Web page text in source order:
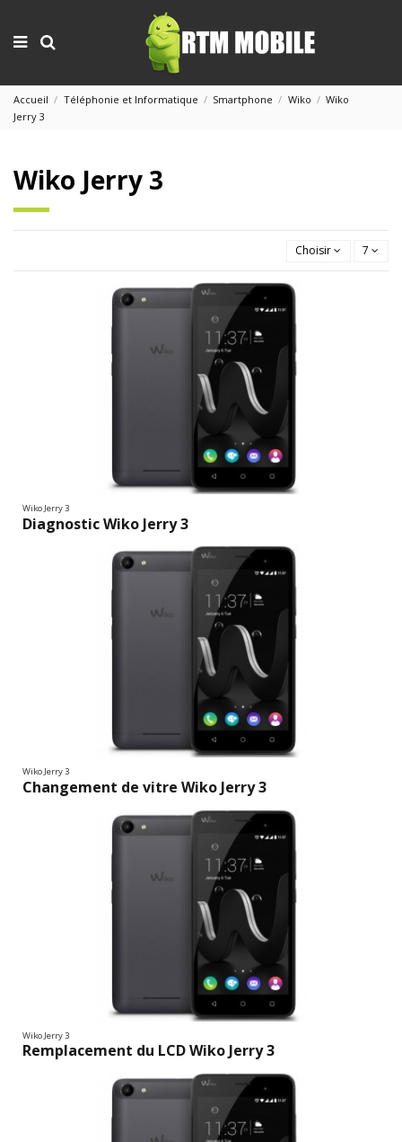
Accueil Téléphonie et Informatique Smartphone Wiko
Wiko
Jerry 3
Wiko Jerry 3
Choisir 7
Wiko Jerry 3
Diagnostic Wiko Jerry 3
Wiko Jerry 3
Changement de vitre Wiko Jerry 3
Wiko Jerry 3
Remplacement du LCD Wiko Jerry 3